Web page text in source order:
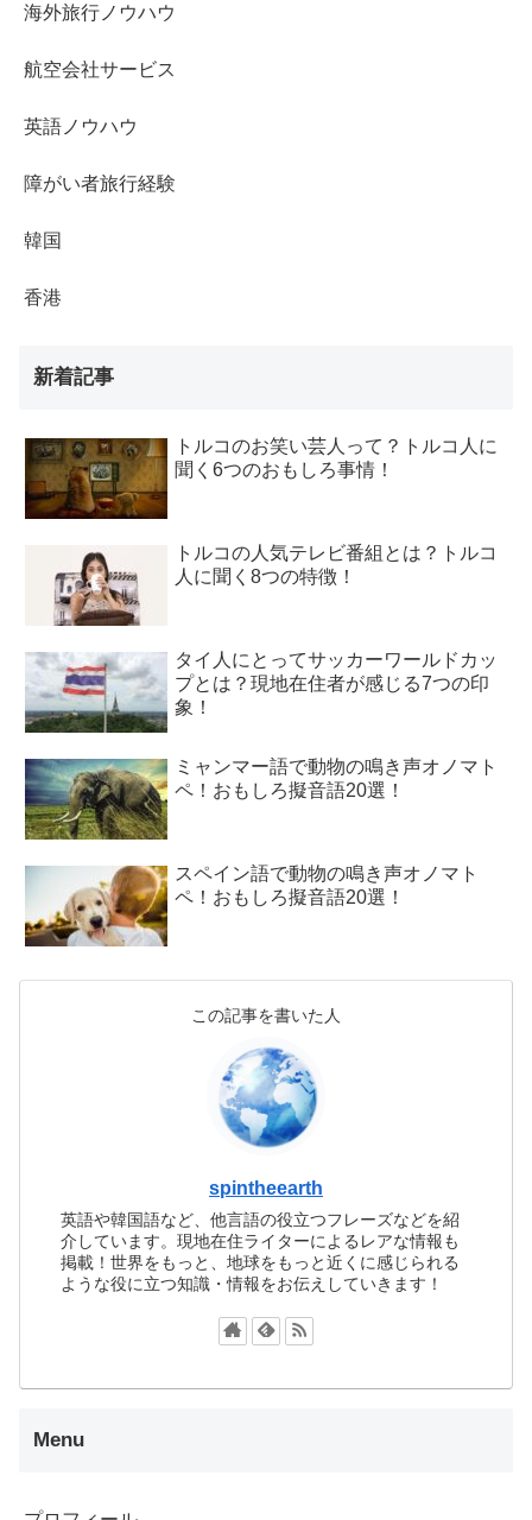
海外旅行ノウハウ
航空会社サービス
英語ノウハウ
障がい者旅行経験
韓国
香港
新着記事
トルコのお笑い芸人って？トルコ人に
聞く6つのおもしろ事情！
トルコの人気テレビ番組とは？トルコ
人に聞く8つの特徴！
タイ人にとってサッカーワールドカッ
プとは？現地在住者が感じる7つの印
象！
ミャンマー語で動物の鳴き声オノマト
ペ！おもしろ擬音語20選！
スペイン語で動物の鳴き声オノマト
ペ！おもしろ擬音語20選！
この記事を書いた人
spintheearth
英語や韓国語など、他言語の役立つフレーズなどを紹
介しています。現地在住ライターによるレアな情報も
掲載！世界をもっと、地球をもっと近くに感じられる
ような役に立つ知識・情報をお伝えしていきます！
Menu